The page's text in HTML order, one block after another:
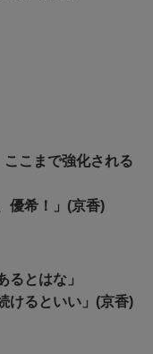
ここまで強化される
優希！」(京香)
るとはな」
けるといい」(京香)